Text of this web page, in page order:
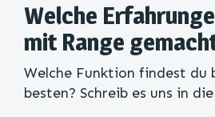
Welche
mit Range
Welche Funktion findest du
besten? Schreib es uns in